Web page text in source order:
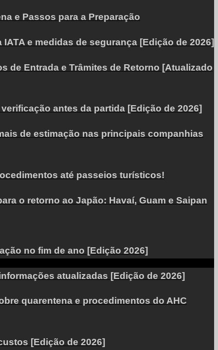
e Passos para a Preparação
e medidas de segurança [Edição de 2026]
de Entrada e Trâmites de Retorno [Atualizado
antes da partida [Edição de 2026]
de estimação nas principais companhias
até passeios turísticos!
o retorno ao Japão: Havaí, Guam e Saipan
no fim de ano [Edição 2026]
atualizadas [Edição de 2026]
quarentena e procedimentos do AHC
[Edição de 2026]